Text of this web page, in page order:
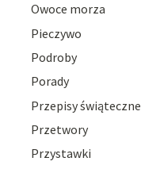
Owoce morza
Pieczywo
Podroby
Porady
Przepisy świąteczne
Przetwory
Przystawki